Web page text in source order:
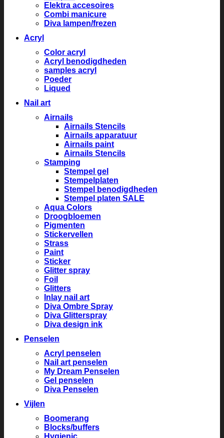
Elektra accesoires
Combi manicure
Diva lampen/frezen
Acryl
Color acryl
Acryl benodigdheden
samples acryl
Poeder
Liqued
Nail art
Airnails
Airnails Stencils
Airnails apparatuur
Airnails paint
Airnails Stencils
Stamping
Stempel gel
Stempelplaten
Stempel benodigdheden
Stempel platen SALE
Aqua Colors
Droogbloemen
Pigmenten
Stickervellen
Strass
Paint
Sticker
Glitter spray
Foil
Glitters
Inlay nail art
Diva Ombre Spray
Diva Glitterspray
Diva design ink
Penselen
Acryl penselen
Nail art penselen
My Dream Penselen
Gel penselen
Diva Penselen
Vijlen
Boomerang
Blocks/buffers
Hygienic